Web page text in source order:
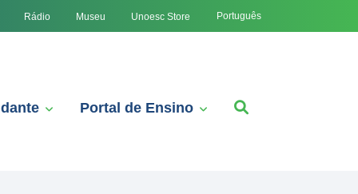
Rádio Museu Unoesc Store Português
Portal de Ensino